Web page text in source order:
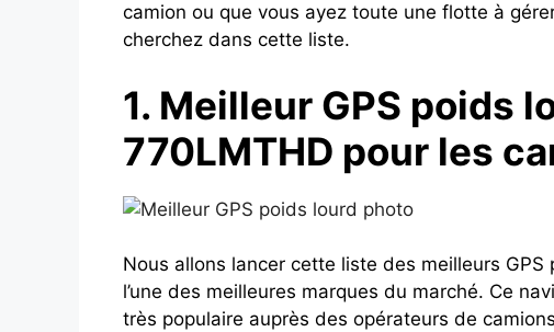
camion ou que vous ayez toute une flotte à
cherchez dans cette liste.
1. Meilleur GPS poids
770LMTHD pour les
Nous allons lancer cette liste des meilleurs
l’une des meilleures marques du marché. Ce
très populaire auprès des opérateurs de